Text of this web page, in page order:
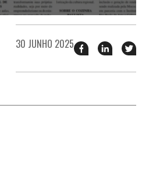
30 JUNHO 2025 Compartilhar
esse
no
esse
no